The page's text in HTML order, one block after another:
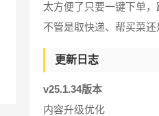
太方便了只要一键下单
不管是取快递、帮买菜
更新日志
v25.1.34版本
内容升级优化